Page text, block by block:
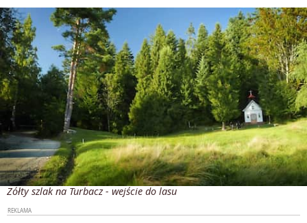
Żółty szlak na Turbacz - wejście do lasu